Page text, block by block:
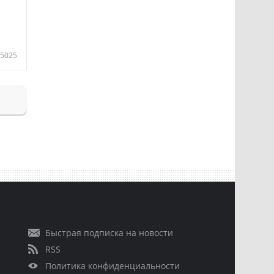
5025
Быстрая подписка на новости
RSS
Политика конфиденциальности